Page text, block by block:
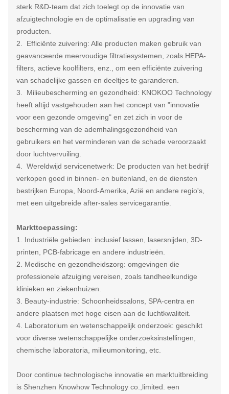
sterk R&D-team dat zich toelegt op de innovatie van
afzuigtechnologie en de optimalisatie en upgrading van
producten.
2. Efficiënte zuivering: Alle producten maken gebruik van
geavanceerde meervoudige filtratiesystemen, zoals HEPA-
filters, actieve koolfilters, enz., om een efficiënte zuivering
van schadelijke gassen en deeltjes te garanderen.
3. Milieubescherming en gezondheid: KNOKOO Technology
heeft altijd vastgehouden aan het concept van "innovatie
voor een gezonde omgeving" en zet zich in voor de
bescherming van de ademhalingsgezondheid van
gebruikers en het verminderen van de schade veroorzaakt
door luchtvervuiling.
4. Wereldwijd servicenetwerk: De producten van het bedrijf
verkopen goed in binnen- en buitenland, en de diensten
bestrijken Europa, Noord-Amerika, Azië en andere regio's,
met een uitgebreide after-sales servicegarantie.
Markttoepassing:
1. Industriële gebieden: inclusief lassen, lasersnijden, 3D-
printen, PCB-fabricage en andere industrieën.
2. Medische en gezondheidszorg: omgevingen die
professionele afzuiging vereisen, zoals tandheelkundige
klinieken en ziekenhuizen.
3. Beauty-industrie: Schoonheidssalons, SPA-centra en
andere plaatsen met hoge eisen aan de luchtkwaliteit.
4. Laboratorium en wetenschappelijk onderzoek: geschikt
voor diverse wetenschappelijke onderzoeksinstellingen,
chemische laboratoria, milieumonitoring, etc.
Door continue technologische innovatie en marktuitbreiding
is Shenzhen Knowhow Technology co.,limited. een